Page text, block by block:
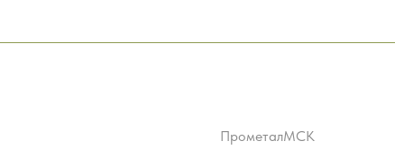
ПрометалМСК